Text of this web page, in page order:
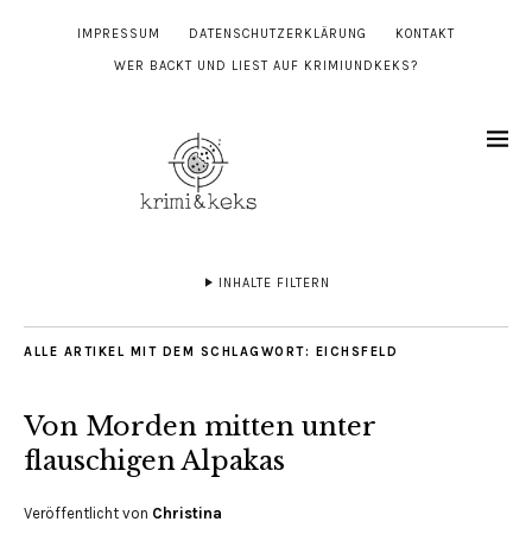
IMPRESSUM DATENSCHUTZERKLÄRUNG KONTAKT
WER BACKT UND LIEST AUF KRIMIUNDKEKS?
INHALTE FILTERN
ALLE ARTIKEL MIT DEM SCHLAGWORT: EICHSFELD
Von Morden mitten unter
flauschigen Alpakas
Veröffentlicht von Christina